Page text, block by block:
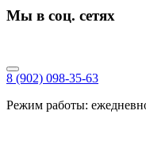
Мы в соц. сетях
8 (902) 098-35-63
Режим работы: